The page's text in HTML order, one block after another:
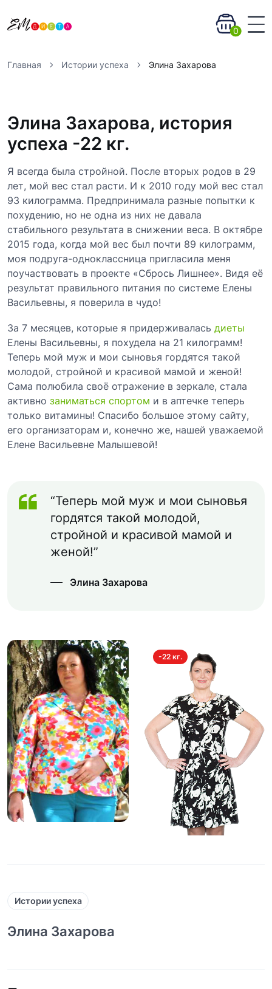
0
Главная Истории успеха Элина Захарова
Элина Захарова, история
успеха -22 кг.
Я всегда была стройной. После вторых родов в 29
лет, мой вес стал расти. И к 2010 году мой вес стал
93 килограмма. Предпринимала разные попытки к
похудению, но не одна из них не давала
стабильного результата в снижении веса. В октябре
2015 года, когда мой вес был почти 89 килограмм,
моя подруга-одноклассница пригласила меня
поучаствовать в проекте «Сбрось Лишнее». Видя её
результат правильного питания по системе Елены
Васильевны, я поверила в чудо!
За 7 месяцев, которые я придерживалась диеты
Елены Васильевны, я похудела на 21 килограмм!
Теперь мой муж и мои сыновья гордятся такой
молодой, стройной и красивой мамой и женой!
Сама полюбила своё отражение в зеркале, стала
активно заниматься спортом и в аптечке теперь
только витамины! Спасибо большое этому сайту,
его организаторам и, конечно же, нашей уважаемой
Елене Васильевне Малышевой!
“Теперь мой муж и мои сыновья
гордятся такой молодой,
стройной и красивой мамой и
женой!”
Элина Захарова
-22 кг.
Истории успеха
Элина Захарова